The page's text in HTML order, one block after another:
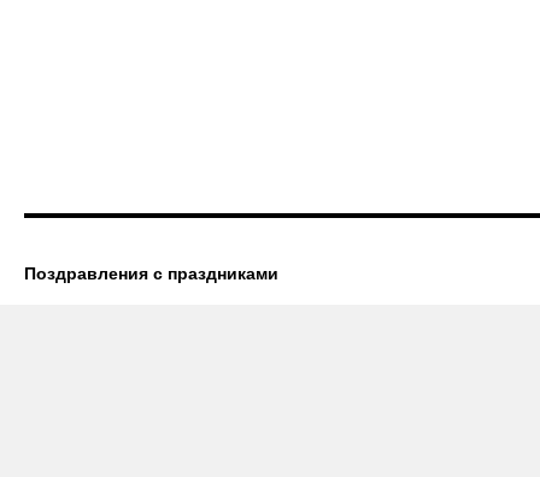
Поздравления с праздниками